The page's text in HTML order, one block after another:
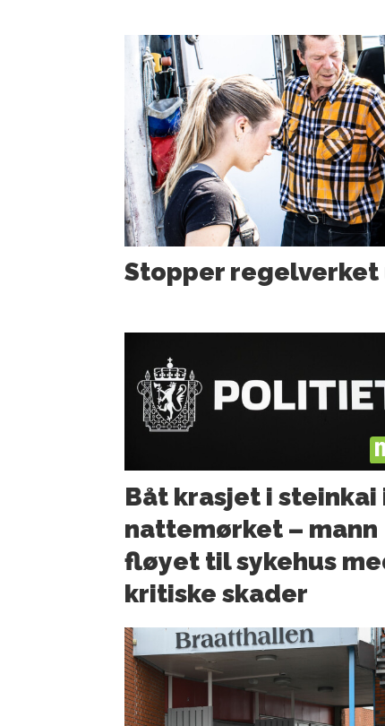
Stopper regelverket
Båt krasjet i steinkai
nattemørket – mann
fløyet til sykehus
kritiske skader